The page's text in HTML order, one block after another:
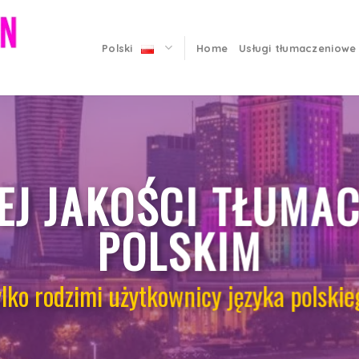
Polski Home Usługi tłumaczeniowe
JAKOŚCI
POLSKIM
rodzimi użytkownicy języka